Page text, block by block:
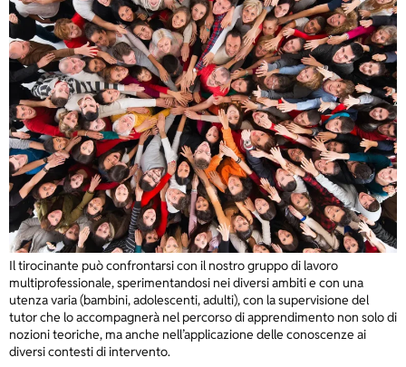
Il tirocinante può confrontarsi con il nostro gruppo di lavoro
multiprofessionale, sperimentandosi nei diversi ambiti e con una
utenza varia (bambini, adolescenti, adulti), con la supervisione del
tutor che lo accompagnerà nel percorso di apprendimento non solo di
nozioni teoriche, ma anche nell’applicazione delle conoscenze ai
diversi contesti di intervento.